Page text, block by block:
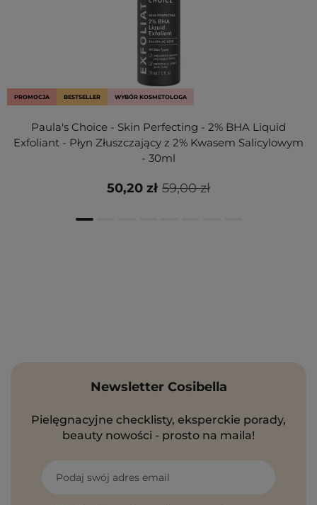
PROMOCJA BESTSELLER WYBÓR KOSMETOLOGA
Paula's Choice - Skin Perfecting - 2% BHA Liquid
Exfoliant - Płyn Złuszczający z 2% Kwasem Salicylowym
- 30ml
59,00 zł
50,20 zł
Newsletter Cosibella
Pielęgnacyjne checklisty, eksperckie porady,
beauty nowości - prosto na maila!
Podaj swój adres email